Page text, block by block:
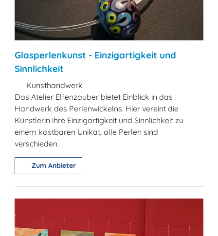
Glasperlenkunst - Einzigartigkeit und
Sinnlichkeit
Kunsthandwerk
Das Atelier Elfenzauber bietet Einblick in das
Handwerk des Perlenwickelns. Hier vereint die
Künstlerin ihre Einzigartigkeit und Sinnlichkeit zu
einem kostbaren Unikat, alle Perlen sind
verschieden.
Zum Anbieter